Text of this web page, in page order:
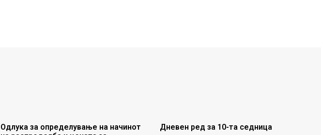
Одлука за определување на начинот
Дневен ред за 10-та седница